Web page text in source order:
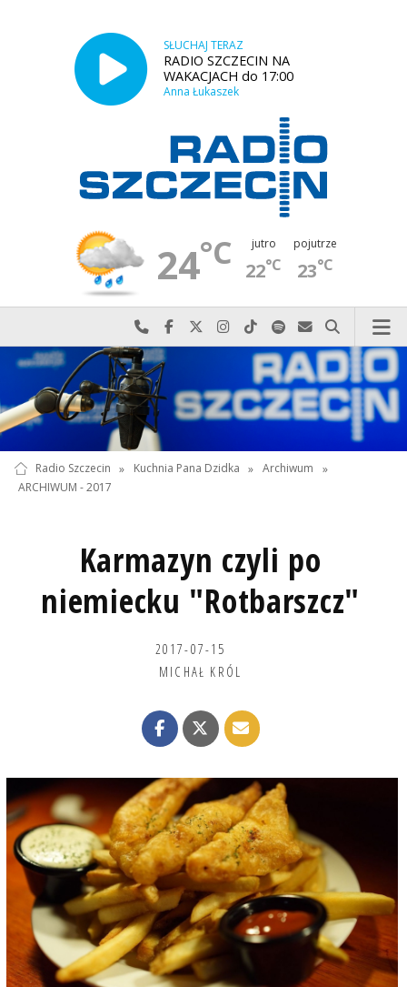
SŁUCHAJ TERAZ
RADIO SZCZECIN NA
WAKACJACH do 17:00
Anna Łukaszek
24°C jutro
22°C
pojutrze
23°C
Najlepiej po prostu do nas zadzwoń
Odwiedź nas na Facebook-u
Odwiedź nas na X
Odwiedź nas na Instagram-ie
Odwiedź nas na TikTok-u
Szukaj nas na Spotify
Wyślij do nas
Szukaj
Radio Szczecin » Kuchnia Pana Dzidka » Archiwum
»
ARCHIWUM - 2017
Karmazyn czyli po
niemiecku "Rotbarszcz"
2017-07-15
MICHAŁ KRÓL